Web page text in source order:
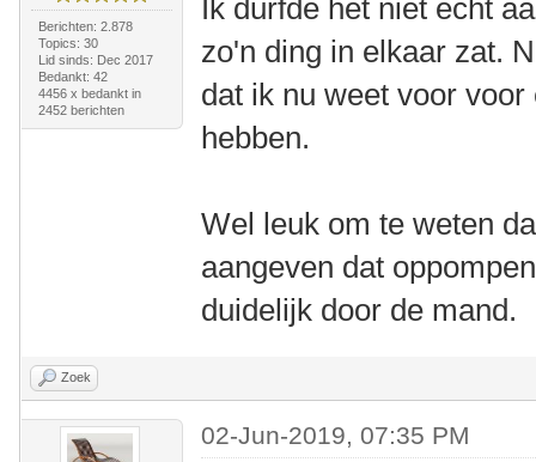
Berichten: 2.878
Topics: 30
Lid sinds: Dec 2017
Bedankt: 42
4456 x bedankt in
2452 berichten
Ik durfde het niet echt
zo'n ding in elkaar zat.
dat ik nu weet voor
hebben.
Wel leuk om te weten
aangeven dat
duidelijk door de mand.
Zoek
02-Jun-2019, 07:35 PM